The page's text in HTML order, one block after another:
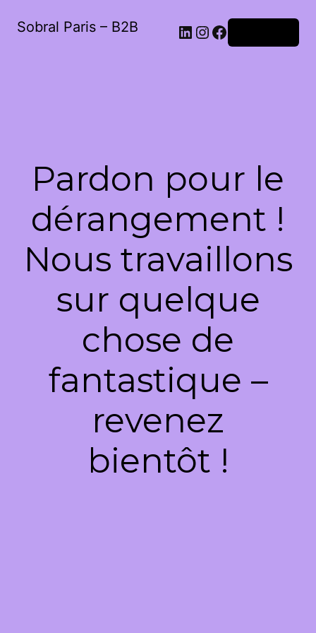
Sobral Paris – B2B LinkedIn
Instagram
Facebook
Pardon pour le
dérangement !
Nous travaillons
sur quelque
chose de
fantastique –
revenez
bientôt !